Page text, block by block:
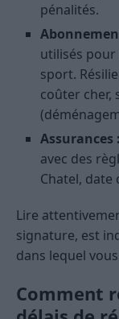
pénalités.
utilisés pour
sport.
coûter cher,
Assurances :
avec des
Chatel, date
Lire
signature, est
dans lequel
Comment